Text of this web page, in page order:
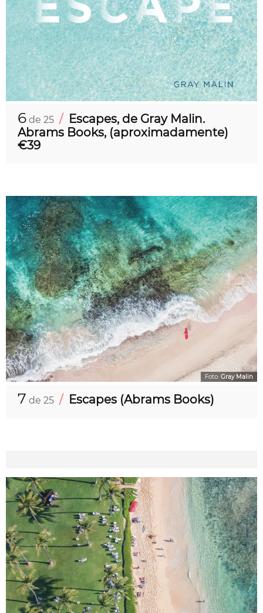
6 de 25 / Escapes, de Gray Malin.
Abrams Books, (aproximadamente)
€39
Foto: Gray Malin
7 de 25 / Escapes (Abrams Books)